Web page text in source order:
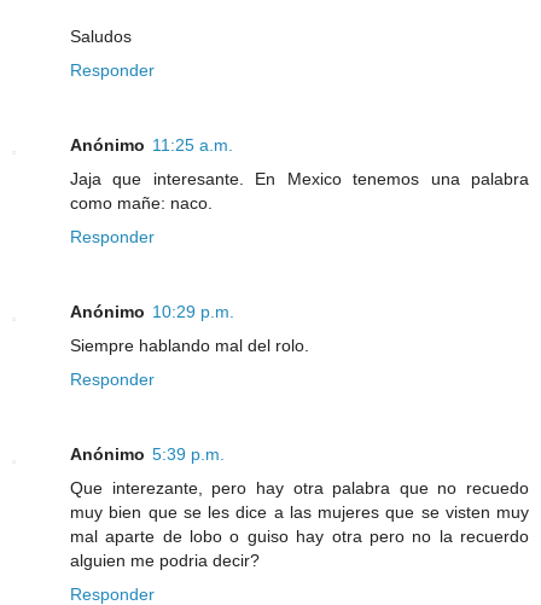
Saludos
Responder
Anónimo 11:25 a.m.
Jaja que interesante. En Mexico tenemos una palabra
como mañe: naco.
Responder
Anónimo 10:29 p.m.
Siempre hablando mal del rolo.
Responder
Anónimo 5:39 p.m.
Que interezante, pero hay otra palabra que no recuedo
muy bien que se les dice a las mujeres que se visten muy
mal aparte de lobo o guiso hay otra pero no la recuerdo
alguien me podria decir?
Responder